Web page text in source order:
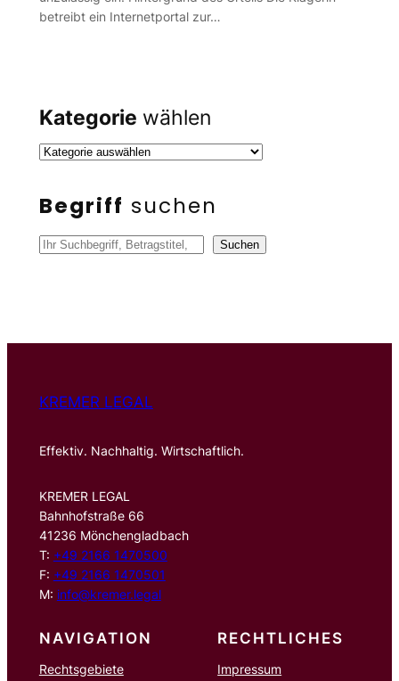
betreibt ein Internetportal zur…
Kategorie wählen
Begriff suchen
S
n
Suchen
KREMER LEGAL
Effektiv. Nachhaltig. Wirtschaftlich.
KREMER LEGAL
Bahnhofstraße 66
41236 Mönchengladbach
T: +49 2166 1470500
F: +49 2166 1470501
M: info@kremer.legal
NAVIGATION
Rechtsgebiete
RECHTLICHES
Impressum